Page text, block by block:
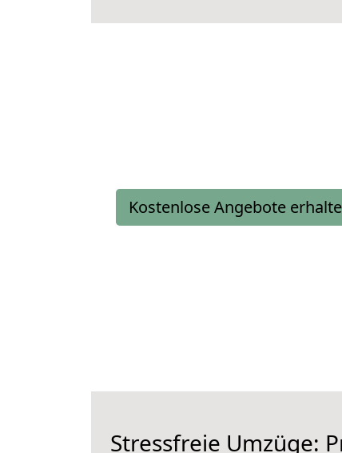
Kostenlose Angebote
Stressfreie Umzüge: